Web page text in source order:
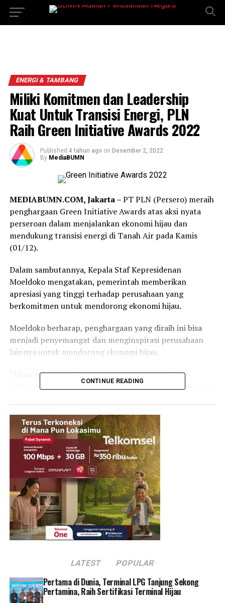
ENERGI & TAMBANG
Miliki Komitmen dan Leadership
Kuat Untuk Transisi Energi, PLN
Raih Green Initiative Awards 2022
Published 4 tahun ago on Desember 2, 2022
By MediaBUMN
MEDIABUMN.COM, Jakarta –PT PLN (Persero) meraih
penghargaan Green Initiative Awards atas aksi nyata
perseroan dalam menjalankan ekonomi hijau dan
mendukung transisi energi di Tanah Air pada Kamis
(01/12).
Dalam sambutannya, Kepala Staf Kepresidenan
Moeldoko mengatakan, pemerintah memberikan
apresiasi yang tinggi terhadap perusahaan yang
berkomitmen untuk mendorong ekonomi hijau.
Moeldoko berharap, penghargaan yang diraih ini bisa
menjadi penyemangat dan menginspirasi perusahaan
lainnya untuk mendorong ekonomi hijau.
“Diharapkan akan berdampak signifikan pada
pertumbuhan ekonomi di Indonesia serta meningkatkan
competitiveness yang luar biasa,” kata Moeldoko.
Co Founder dan CEO Katadata Metta Dharmasaputra
menambahkan, penghargaan ini diberikan karena PLN
memiliki leadership yang tinggi dalam transisi energi.
PLN dianggap sebagai salah satu perusahaan yang
memimpin transisi energi di Indonesia karena
pencapaian peningkatan bauran energi baru dan
terbarukan.
“Jadi PLN merupakan salah satu perusahaan yang kami
transisi energi. Karena ini menjadi tema dalam KTT G20
juga yang baru kita lalui dengan sukses di Bali,” kata
Metta.
CONTINUE READING
LATEST POPULAR
Pertama di Dunia, Terminal LPG Tanjung Sekong
Pertamina, Raih Sertifikasi Terminal Hijau